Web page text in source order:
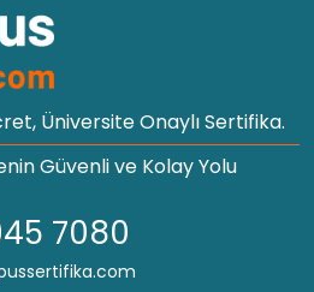
Üniversite Onaylı Sertifika.
Güvenli ve Kolay Yolu
7080